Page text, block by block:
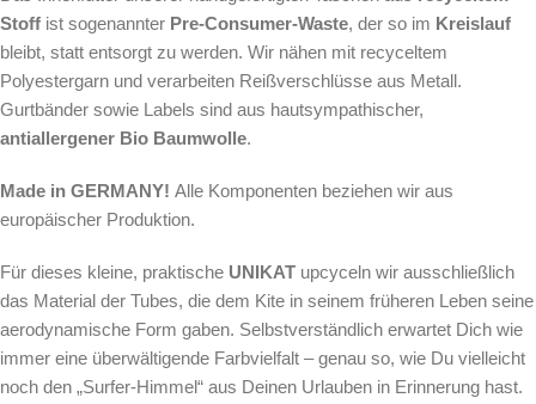
Stoff ist sogenannter Pre-Consumer-Waste, der so im Kreislauf
bleibt, statt entsorgt zu werden. Wir nähen mit recyceltem
Polyestergarn und verarbeiten Reißverschlüsse aus Metall.
Gurtbänder sowie Labels sind aus hautsympathischer,
antiallergener Bio Baumwolle.
Made in GERMANY! Alle Komponenten beziehen wir aus
europäischer Produktion.
Für dieses kleine, praktische UNIKAT upcyceln wir ausschließlich
das Material der Tubes, die dem Kite in seinem früheren Leben seine
aerodynamische Form gaben. Selbstverständlich erwartet Dich wie
immer eine überwältigende Farbvielfalt – genau so, wie Du vielleicht
noch den „Surfer-Himmel“ aus Deinen Urlauben in Erinnerung hast.